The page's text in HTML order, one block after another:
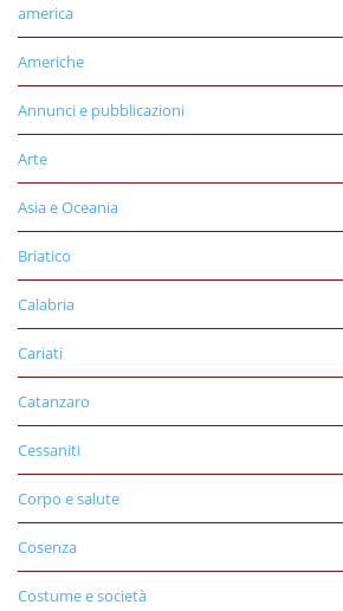
america
Americhe
Annunci e pubblicazioni
Arte
Asia e Oceania
Briatico
Calabria
Cariati
Catanzaro
Cessaniti
Corpo e salute
Cosenza
Costume e società